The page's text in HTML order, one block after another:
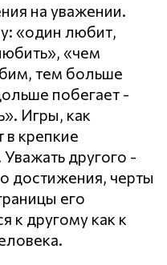
на уважении.
«один любит,
«чем
тем больше
побегает -
Игры, как
в крепкие
другого -
достижения, черты
его
к другому как к